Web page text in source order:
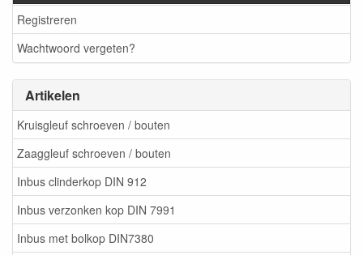
Registreren
Wachtwoord vergeten?
Artikelen
Kruisgleuf schroeven / bouten
Zaaggleuf schroeven / bouten
Inbus clinderkop DIN 912
Inbus verzonken kop DIN 7991
Inbus met bolkop DIN7380